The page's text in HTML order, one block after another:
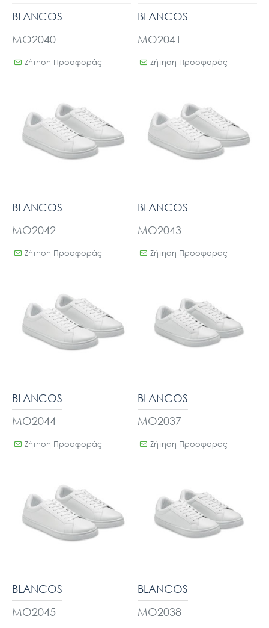
MO2040
BLANCOS
Ζήτηση Προσφοράς
MO2041
BLANCOS
Ζήτηση Προσφοράς
MO2042
BLANCOS
Ζήτηση Προσφοράς
MO2043
BLANCOS
Ζήτηση Προσφοράς
MO2044
BLANCOS
Ζήτηση Προσφοράς
MO2037
BLANCOS
Ζήτηση Προσφοράς
MO2045
BLANCOS
MO2038
BLANCOS